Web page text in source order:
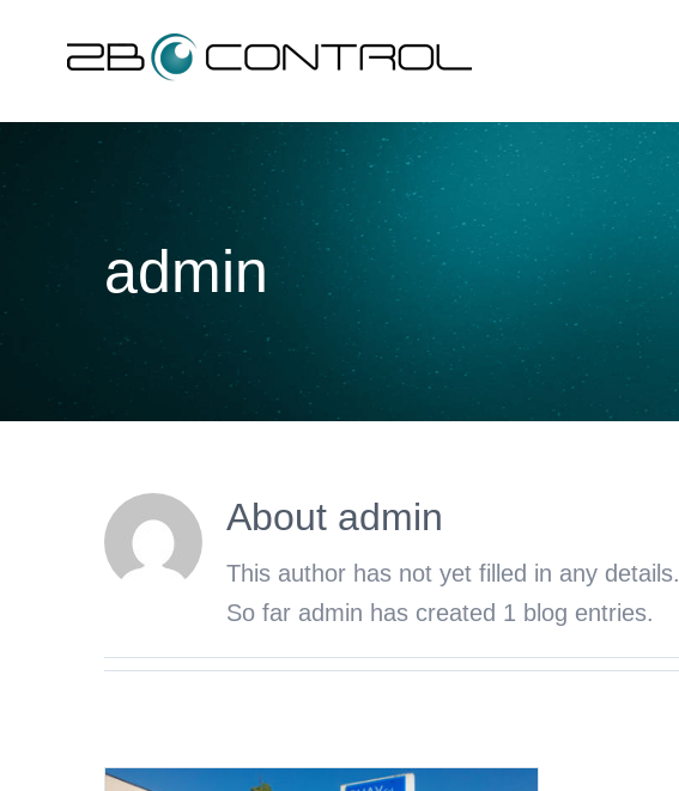
admin
About admin
This author has not yet filled in any details.
So far admin has created 1 blog entries.